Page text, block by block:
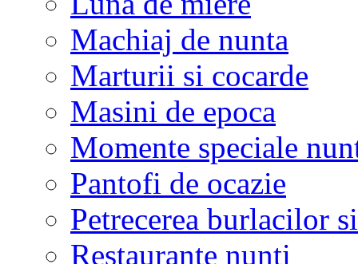
Machiaj de nunta
Marturii si cocarde
Masini de epoca
Momente speciale
Pantofi de ocazie
Petrecerea burlacilor
Restaurante nunti